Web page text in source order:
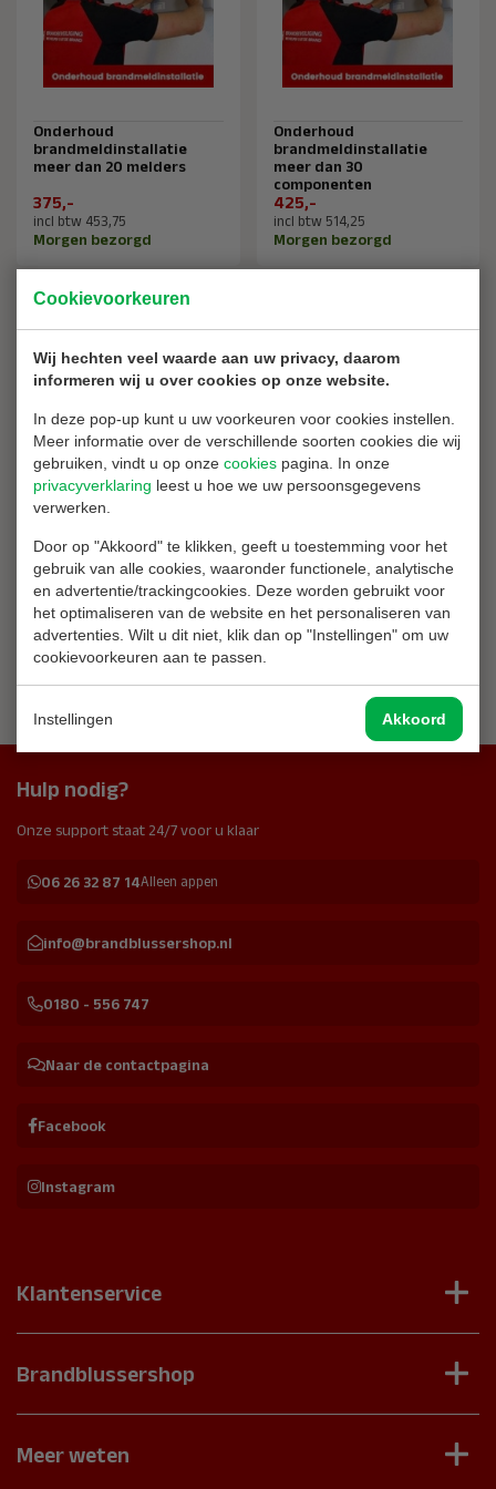
Cookievoorkeuren
Wij hechten veel waarde aan uw privacy, daarom
informeren wij u over cookies op onze website.
In deze pop-up kunt u uw voorkeuren voor cookies instellen.
Meer informatie over de verschillende soorten cookies die wij
gebruiken, vindt u op onze cookies pagina. In onze
privacyverklaring leest u hoe we uw persoonsgegevens
verwerken.
Door op "Akkoord" te klikken, geeft u toestemming voor het
gebruik van alle cookies, waaronder functionele, analytische
en advertentie/trackingcookies. Deze worden gebruikt voor
het optimaliseren van de website en het personaliseren van
advertenties. Wilt u dit niet, klik dan op "Instellingen" om uw
cookievoorkeuren aan te passen.
Instellingen Akkoord
Onderhoud
brandmeldinstallatie
meer dan 20 melders
375,-
incl btw 453,75
Morgen bezorgd
Onderhoud
brandmeldinstallatie
meer dan 30
componenten
425,-
incl btw 514,25
Morgen bezorgd
Reset-test sleutel
35,-
incl btw 42,35
Morgen bezorgd
Meer dan5.000 producten opvoorraad
Hulp nodig?
Onze support staat 24/7 voor u klaar
06 26 32 87 14Alleen appen
info@brandblussershop.nl
0180 - 556 747
Naar de contactpagina
Facebook
Instagram
Klantenservice
Contact
Veelgestelde vragen
Retourneren product
Brandblussershop
Brandblussers
Brandslanghaspels
Meer weten